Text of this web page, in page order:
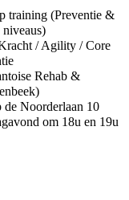
training (Preventie &
/ Agility / Core
Rehab &
de Noorderlaan 10
om 18u en 19u